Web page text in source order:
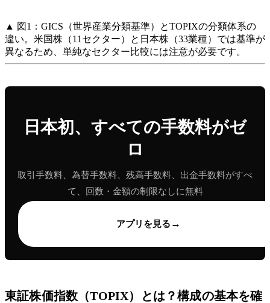
▲ 図1：GICS（世界産業分類基準）とTOPIXの分類体系の
違い。米国株（11セクター）と日本株（33業種）では基準が
異なるため、単純なセクター比較には注意が必要です。
日本初、すべての手数料がゼ
ロ
取引手数料、為替手数料、残高手数料、出金手数料がすべ
て、回数・金額の制限なしに無料
アプリを見る →
東証株価指数（TOPIX）とは？構成の基本を確